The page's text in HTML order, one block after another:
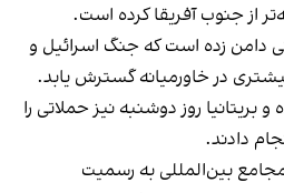
از جنوب آفریقا کرده است.
دامن زده است که جنگ اسرائیل و
در خاورمیانه گسترش یابد.
بریتانیا روز دوشنبه نیز حملاتی را
دادند.
بین‌المللی به رسمیت